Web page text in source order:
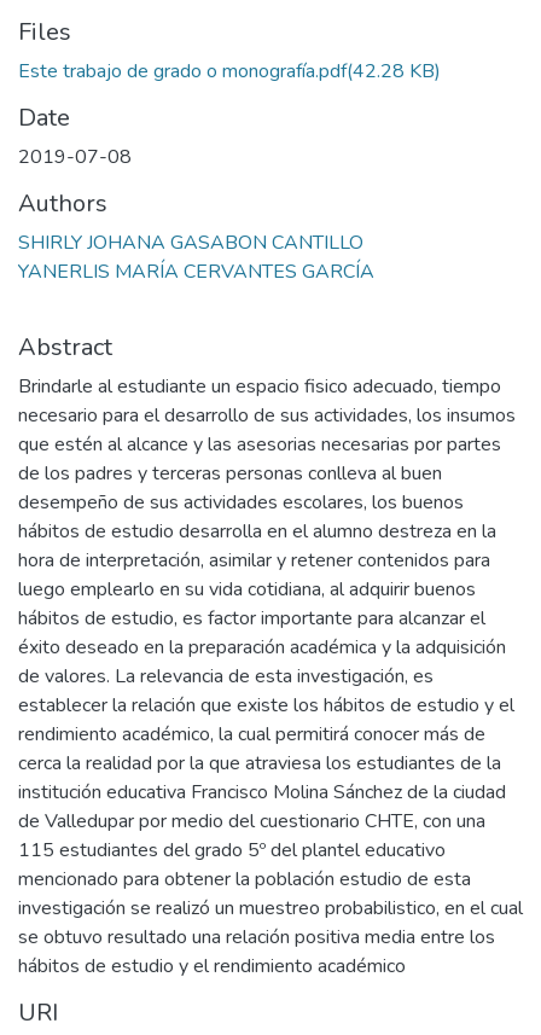
Files
Este trabajo de grado o monografía.pdf(42.28 KB)
Date
2019-07-08
Authors
SHIRLY JOHANA GASABON CANTILLO
YANERLIS MARÍA CERVANTES GARCÍA
Abstract
Brindarle al estudiante un espacio fisico adecuado, tiempo
necesario para el desarrollo de sus actividades, los insumos
que estén al alcance y las asesorias necesarias por partes
de los padres y terceras personas conlleva al buen
desempeño de sus actividades escolares, los buenos
hábitos de estudio desarrolla en el alumno destreza en la
hora de interpretación, asimilar y retener contenidos para
luego emplearlo en su vida cotidiana, al adquirir buenos
hábitos de estudio, es factor importante para alcanzar el
éxito deseado en la preparación académica y la adquisición
de valores. La relevancia de esta investigación, es
establecer la relación que existe los hábitos de estudio y el
rendimiento académico, la cual permitirá conocer más de
cerca la realidad por la que atraviesa los estudiantes de la
institución educativa Francisco Molina Sánchez de la ciudad
de Valledupar por medio del cuestionario CHTE, con una
115 estudiantes del grado 5º del plantel educativo
mencionado para obtener la población estudio de esta
investigación se realizó un muestreo probabilistico, en el cual
se obtuvo resultado una relación positiva media entre los
hábitos de estudio y el rendimiento académico
URI